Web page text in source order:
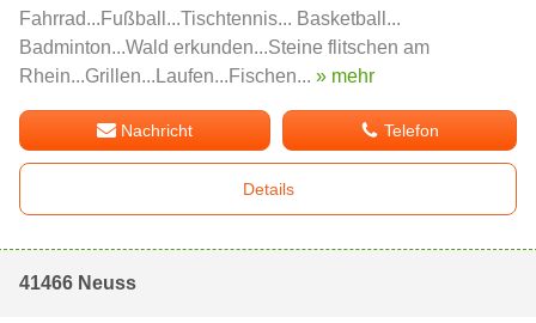
Fahrrad...Fußball...Tischtennis... Basketball...
Badminton...Wald erkunden...Steine flitschen am
Rhein...Grillen...Laufen...Fischen... » mehr
Nachricht Telefon
Details
41466 Neuss